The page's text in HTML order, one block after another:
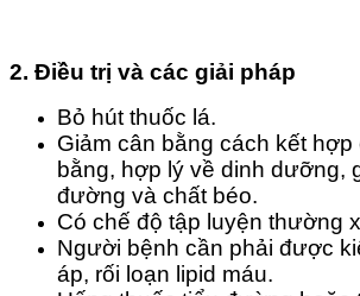
2. Điều trị và các giải pháp
Bỏ hút thuốc lá.
Giảm cân bằng cách kết hợp
bằng, hợp lý về dinh dưỡng,
đường và chất béo.
Có chế độ tập luyện thường
Người bệnh cần phải được
áp, rối loạn lipid máu.